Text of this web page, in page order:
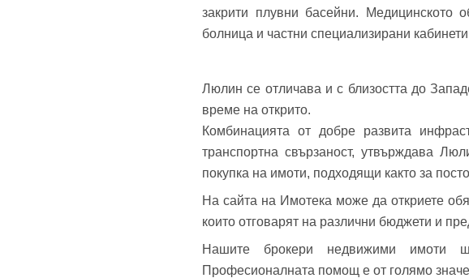
закрити плувни басейни. Медицинското
болница и частни специализирани
Люлин се отличава и с близостта до
време на открито.
Комбинацията от добре развита
транспортна свързаност, утвърждава
покупка на имоти, подходящи както за
На сайта на Имотека може да откриете
които отговарят на различни бюджети и
Нашите брокери недвижими имоти
Професионалната помощ е от голямо